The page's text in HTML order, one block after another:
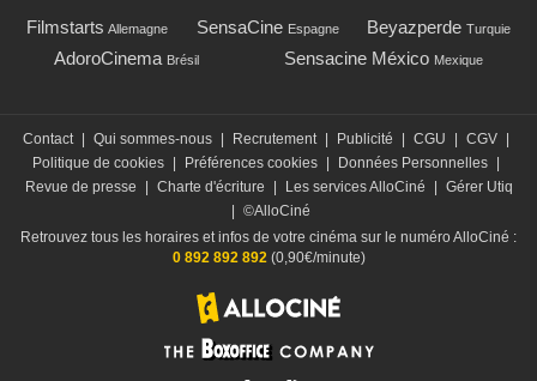
Filmstarts Allemagne SensaCine Espagne Beyazperde Turquie
AdoroCinema Brésil Sensacine México Mexique
Contact Qui sommes-nous Recrutement Publicité CGU CGV
Politique de cookies
Préférences cookies Données Personnelles
Revue de presse
Charte d'écriture Les services AlloCiné
Gérer Utiq
©AlloCiné
Retrouvez tous les horaires et infos de votre cinéma sur le numéro AlloCiné :
0 892 892 892(0,90€/minute)